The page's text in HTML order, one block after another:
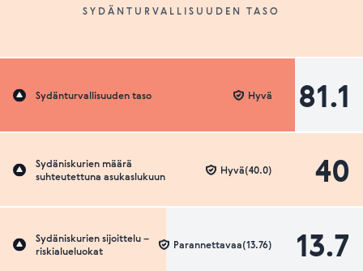
SYDÄNTURVALLISUUDEN TASO
Sydänturvallisuuden taso 81.1
Hyvä
Sydäniskurien määrä
suhteutettuna asukaslukuun
40
Hyvä(40.0)
Sydäniskurien sijoittelu –
riskialueluokat
13.7
Parannettavaa(13.76)